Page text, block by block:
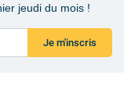
jeudi du mois !
Je m'inscris